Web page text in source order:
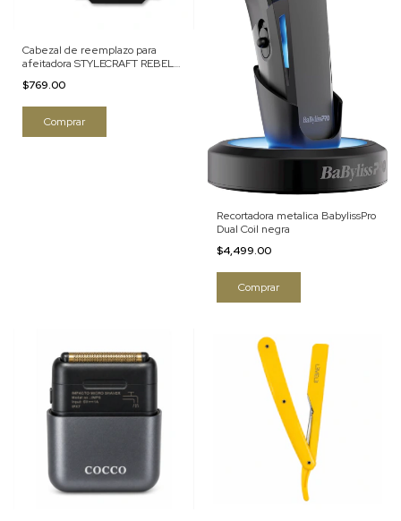
Cabezal de reemplazo para
afeitadora STYLECRAFT REBEL
negro
$769.00
Recortadora metalica BabylissPro
Dual Coil negra
$4,499.00